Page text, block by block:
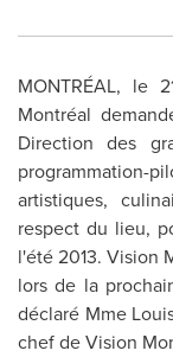
MONTRÉAL, le
Montréal
Direction des
programmation-
artistiques,
respect du lieu,
l'été 2013. Vision
lors de la
déclaré Mme
chef de Vision